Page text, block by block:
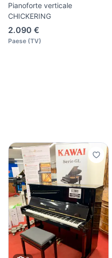
Pianoforte verticale
CHICKERING
2.090 €
Paese (TV)